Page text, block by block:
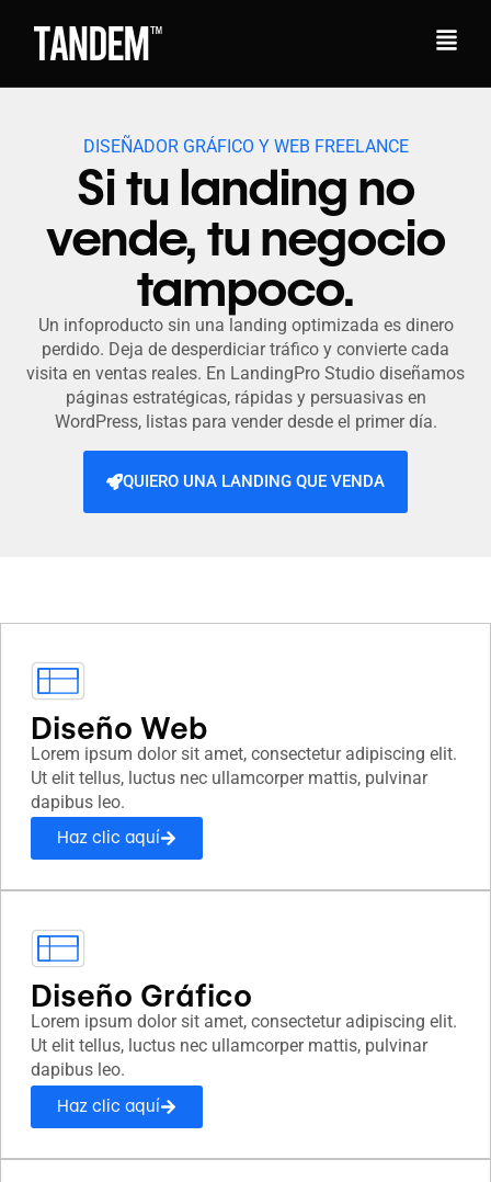
DISEÑADOR GRÁFICO Y WEB FREELANCE
Si tu landing no
vende, tu negocio
tampoco.
Un infoproducto sin una landing optimizada es dinero
perdido. Deja de desperdiciar tráfico y convierte cada
visita en ventas reales. En LandingPro Studio diseñamos
páginas estratégicas, rápidas y persuasivas en
WordPress, listas para vender desde el primer día.
QUIERO UNA LANDING QUE VENDA
Diseño Web
Lorem ipsum dolor sit amet, consectetur adipiscing elit.
Ut elit tellus, luctus nec ullamcorper mattis, pulvinar
dapibus leo.
Haz clic aquí
Diseño Gráfico
Lorem ipsum dolor sit amet, consectetur adipiscing elit.
Ut elit tellus, luctus nec ullamcorper mattis, pulvinar
dapibus leo.
Haz clic aquí